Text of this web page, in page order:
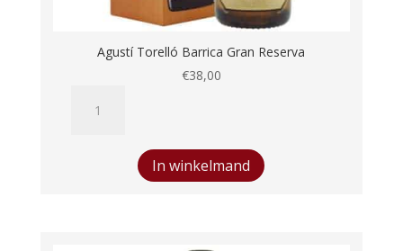
Agustí Torelló Barrica Gran Reserva
€38,00
Torelló
In winkelmand